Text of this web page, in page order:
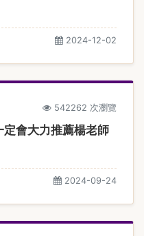
2024-12-02
542262 次瀏覽
會大力推薦楊老師
2024-09-24